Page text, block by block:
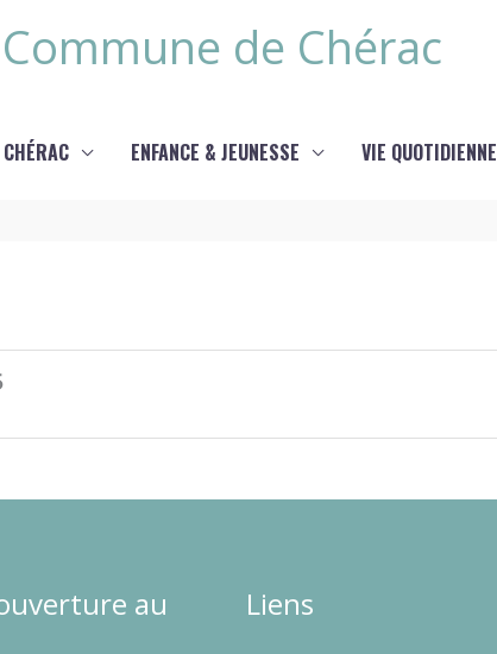
Commune de Chérac
ENFANCE & JEUNESSE VIE QUOTIDIENNE
au
Liens